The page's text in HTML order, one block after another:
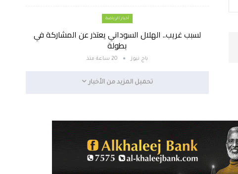
أخبار الرياضة
لسبب غريب.. الهلال السوداني يعتذر عن المشاركة في
بطولة
باج نيوز 20 ساعة منذ
تحميل المزيد من الأخبار